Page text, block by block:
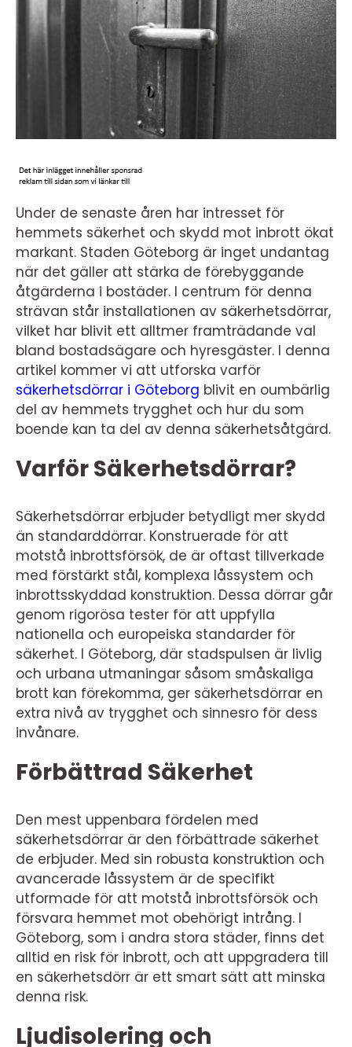
Under de senaste åren har intresset för
hemmets säkerhet och skydd mot inbrott ökat
markant. Staden Göteborg är inget undantag
när det gäller att stärka de förebyggande
åtgärderna i bostäder. I centrum för denna
strävan står installationen av säkerhetsdörrar,
vilket har blivit ett alltmer framträdande val
bland bostadsägare och hyresgäster. I denna
artikel kommer vi att utforska varför
säkerhetsdörrar i Göteborg blivit en oumbärlig
del av hemmets trygghet och hur du som
boende kan ta del av denna säkerhetsåtgärd.
Varför Säkerhetsdörrar?
Säkerhetsdörrar erbjuder betydligt mer skydd
än standarddörrar. Konstruerade för att
motstå inbrottsförsök, de är oftast tillverkade
med förstärkt stål, komplexa låssystem och
inbrottsskyddad konstruktion. Dessa dörrar går
genom rigorösa tester för att uppfylla
nationella och europeiska standarder för
säkerhet. I Göteborg, där stadspulsen är livlig
och urbana utmaningar såsom småskaliga
brott kan förekomma, ger säkerhetsdörrar en
extra nivå av trygghet och sinnesro för dess
invånare.
Förbättrad Säkerhet
Den mest uppenbara fördelen med
säkerhetsdörrar är den förbättrade säkerhet
de erbjuder. Med sin robusta konstruktion och
avancerade låssystem är de specifikt
utformade för att motstå inbrottsförsök och
försvara hemmet mot obehörigt intrång. I
Göteborg, som i andra stora städer, finns det
alltid en risk för inbrott, och att uppgradera till
en säkerhetsdörr är ett smart sätt att minska
denna risk.
Ljudisolering och